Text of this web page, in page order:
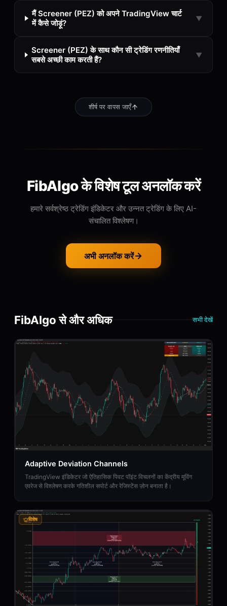
मैं Screener (PEZ) को अपने TradingView चार्ट
में कैसे जोड़ूं?
▼
Screener (PEZ) के साथ कौन सी ट्रेडिंग रणनीतियाँ
सबसे अच्छी काम करती हैं?
▼
शीर्ष पर वापस जाएँ
FibAlgo के विशेष टूल अनलॉक करें
हमारे सर्वश्रेष्ठ ट्रेडिंग इंडिकेटर और उन्नत ट्रेडिंग के लिए AI-
संचालित विश्लेषण।
अभी अनलॉक करें
FibAlgo से और अधिक सभी देखें
Adaptive Deviation Channels
TradingView इंडिकेटर जो ऐतिहासिक पिवट पॉइंट विचलनों का केंद्रीय मूविंग
एवरेज से विश्लेषण करके गतिशील सपोर्ट और रेजिस्टेंस ज़ोन बनाता है।
विशेष